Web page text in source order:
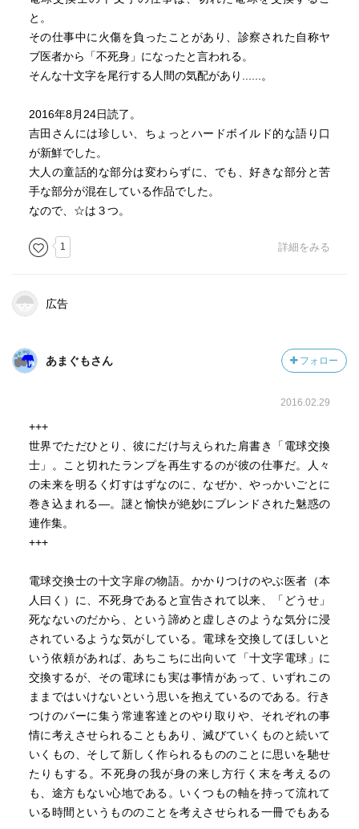
読み終わった今、
そんなことを十文字に教わった気がした。
あっ、そうそう、
読めば必ず卵サンドが食べたくなるので
ご注意を。
と。
その仕事中に火傷を負ったことがあり、診察された自称ヤ
ブ医者から「不死身」になったと言われる。
そんな十文字を尾行する人間の気配があり......。
2016年8月24日読了。
吉田さんには珍しい、ちょっとハードボイルド的な語り口
が新鮮でした。
大人の童話的な部分は変わらずに、でも、好きな部分と苦
手な部分が混在している作品でした。
なので、☆は３つ。
1 詳細をみる
広告
あまぐもさん フォロー
2016.02.29
+++
世界でただひとり、彼にだけ与えられた肩書き「電球交換
士」。こと切れたランプを再生するのが彼の仕事だ。人々
の未来を明るく灯すはずなのに、なぜか、やっかいごとに
巻き込まれる―。謎と愉快が絶妙にブレンドされた魅惑の
連作集。
+++
電球交換士の十文字扉の物語。かかりつけのやぶ医者（本
人曰く）に、不死身であると宣告されて以来、「どうせ」
死なないのだから、という諦めと虚しさのような気分に浸
されているような気がしている。電球を交換してほしいと
いう依頼があれば、あちこちに出向いて「十文字電球」に
交換するが、その電球にも実は事情があって、いずれこの
ままではいけないという思いを抱えているのである。行き
つけのバーに集う常連客達とのやり取りや、それぞれの事
情に考えさせられることもあり、滅びていくものと続いて
いくもの、そして新しく作られるもののことに思いを馳せ
たりもする。不死身の我が身の来し方行く末を考えるの
も、途方もない心地である。いくつもの軸を持って流れて
いる時間というもののことを考えさせられる一冊でもある